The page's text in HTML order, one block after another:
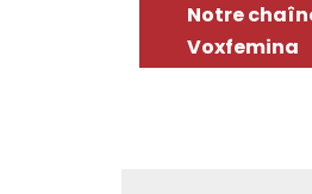
Notre
Voxfemina